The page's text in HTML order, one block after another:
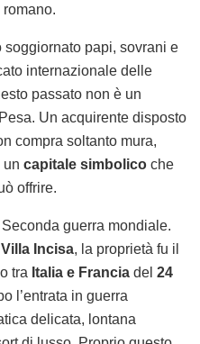
papi, sovrani e
internazionale delle
passato non è un
Un acquirente disposto
compra soltanto mura,
un capitale simbolico che
offrire.
guerra mondiale.
Villa Incisa, la proprietà fu il
tra Italia e Francia del 24
l’entrata in guerra
delicata, lontana